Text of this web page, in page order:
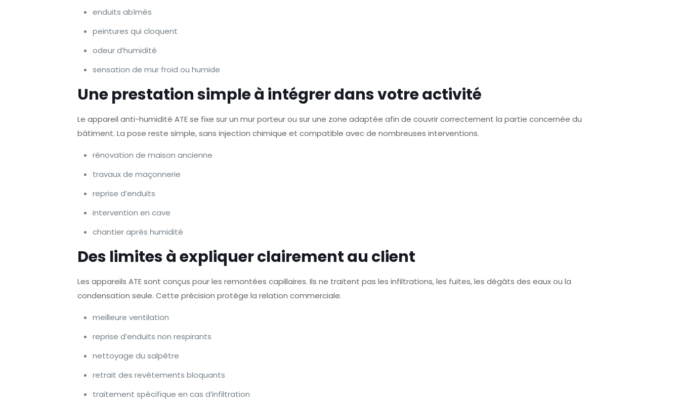
enduits abîmés
peintures qui cloquent
odeur d’humidité
sensation de mur froid ou humide
Une prestation simple à intégrer dans votre activité
Le appareil anti-humidité ATE se fixe sur un mur porteur ou sur une zone adaptée afin de couvrir correctement la partie concernée du
bâtiment. La pose reste simple, sans injection chimique et compatible avec de nombreuses interventions.
rénovation de maison ancienne
travaux de maçonnerie
reprise d’enduits
intervention en cave
chantier après humidité
Des limites à expliquer clairement au client
Les appareils ATE sont conçus pour les remontées capillaires. Ils ne traitent pas les infiltrations, les fuites, les dégâts des eaux ou la
condensation seule. Cette précision protège la relation commerciale.
meilleure ventilation
reprise d’enduits non respirants
nettoyage du salpêtre
retrait des revêtements bloquants
traitement spécifique en cas d’infiltration